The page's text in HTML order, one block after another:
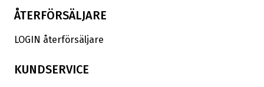
ÅTERFÖRSÄLJARE
LOGIN återförsäljare
KUNDSERVICE